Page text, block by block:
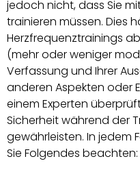
jedoch nicht, dass Sie
trainieren müssen. Dies
Herzfrequenztrainings
(mehr oder weniger
Verfassung und Ihrer
anderen Aspekten oder
einem Experten
Sicherheit während der
gewährleisten. In jedem
Sie Folgendes beachten: